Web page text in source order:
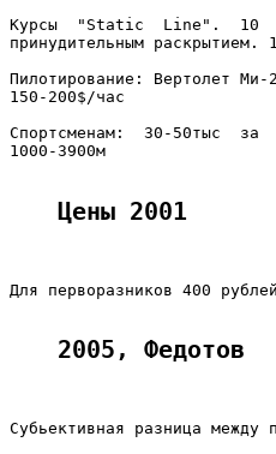
Курсы  "Static  Line".  10
принудительным раскрытием.
Пилотирование: Вертолет
150-200$/час
Спортсменам:  30-50тыс  за
1000-3900м
Цены 2001
Для перворазников 400
2005, Федотов
Субьективная разница между